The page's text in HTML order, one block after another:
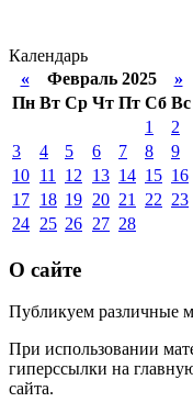
Календарь
«Февраль 2025 »
Пн Вт Ср Чт Пт Сб Вс
1
2
3
4 5 6 7 8
9
10 11 12 13 14 15 16
17 18 19 20 21 22 23
24 25 26 27 28
О сайте
Публикуем различные
При использовании
гиперссылки на
сайта.